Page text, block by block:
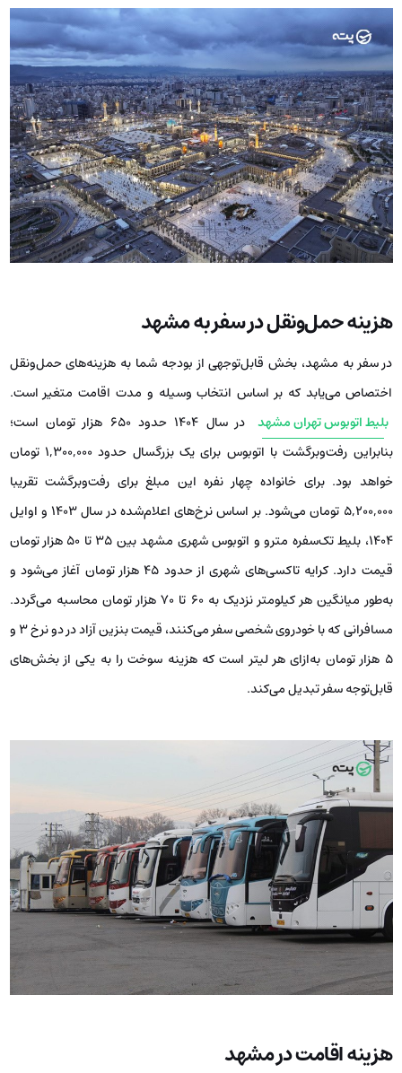
هزینه حمل‌ونقل در سفر به مشهد
در سفر به مشهد، بخش قابل‌توجهی از بودجه شما به هزینه‌های حمل‌ونقل
اختصاص می‌یابد که بر اساس انتخاب وسیله و مدت اقامت متغیر است.
بلیط اتوبوس تهران مشهد
در سال 1404 حدود ۶۵۰ هزار تومان است؛
بنابراین رفت‌وبرگشت با اتوبوس برای یک بزرگسال حدود ۱,۳۰۰,۰۰۰ تومان
خواهد بود. برای خانواده چهار نفره این مبلغ برای رفت‌وبرگشت تقریبا
۵,۲۰۰,۰۰۰ تومان می‌شود. بر اساس نرخ‌های اعلام‌شده در سال ۱۴۰۳ و اوایل
۱۴۰۴، بلیط تک‌سفره مترو و اتوبوس شهری مشهد بین ۳۵ تا ۵۰ هزار تومان
قیمت دارد. کرایه تاکسی‌های شهری از حدود ۴۵ هزار تومان آغاز می‌شود و
به‌طور میانگین هر کیلومتر نزدیک به ۶۰ تا ۷۰ هزار تومان محاسبه می‌گردد.
مسافرانی که با خودروی شخصی سفر می‌کنند، قیمت بنزین آزاد در دو نرخ 3 و
۵ هزار تومان به‌ازای هر لیتر است که هزینه سوخت را به یکی از بخش‌های
قابل‌توجه سفر تبدیل می‌کند.
هزینه اقامت در مشهد